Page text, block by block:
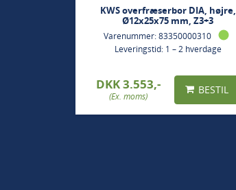
KWS overfræserbor DIA, højre,
Ø12x25x75 mm, Z3+3
Varenummer: 83350000310
Leveringstid: 1 – 2 hverdage
DKK 3.553,-
(Ex. moms)
BESTIL